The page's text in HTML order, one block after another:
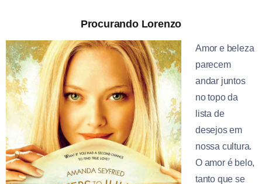
Procurando Lorenzo
Amor e beleza
parecem
andar juntos
no topo da
lista de
desejos em
nossa cultura.
O amor é belo,
tanto que se